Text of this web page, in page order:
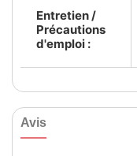
Entretien /
Précautions
d'emploi :
Avis